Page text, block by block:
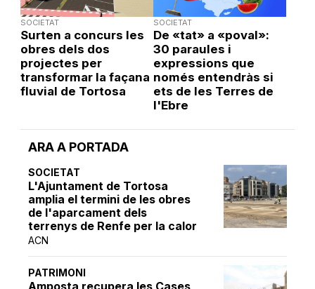
ARA A PORTADA
SOCIETAT
L'Ajuntament de Tortosa
amplia el termini de les obres
de l'aparcament dels
terrenys de Renfe per la calor
ACN
PATRIMONI
SOCIETAT
Surten a concurs les
obres dels dos
projectes per
transformar la façana
fluvial de Tortosa
SOCIETAT
De «tat» a «poval»:
30 paraules i
expressions que
només entendràs si
ets de les Terres de
l'Ebre